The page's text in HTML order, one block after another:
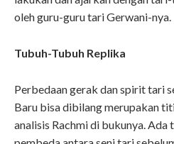
oleh guru-guru tari Gerwani-nya.
Tubuh-Tubuh Replika
Perbedaan gerak dan spirit tari
Baru bisa dibilang merupakan
analisis Rachmi di bukunya. Ada